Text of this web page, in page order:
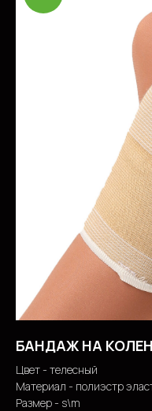
БАНДАЖ НА
Цвет - телесный
Материал - полиэстр
Размер - s\m